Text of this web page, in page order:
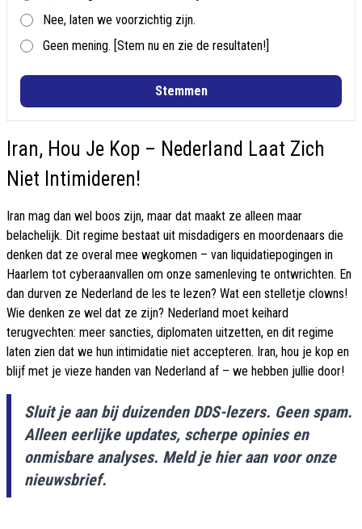
Nee, laten we voorzichtig zijn.
Geen mening. [Stem nu en zie de resultaten!]
Stemmen
Iran, Hou Je Kop – Nederland Laat Zich
Niet Intimideren!
Iran mag dan wel boos zijn, maar dat maakt ze alleen maar
belachelijk. Dit regime bestaat uit misdadigers en moordenaars die
denken dat ze overal mee wegkomen – van liquidatiepogingen in
Haarlem tot cyberaanvallen om onze samenleving te ontwrichten. En
dan durven ze Nederland de les te lezen? Wat een stelletje clowns!
Wie denken ze wel dat ze zijn? Nederland moet keihard
terugvechten: meer sancties, diplomaten uitzetten, en dit regime
laten zien dat we hun intimidatie niet accepteren. Iran, hou je kop en
blijf met je vieze handen van Nederland af – we hebben jullie door!
Sluit je aan bij duizenden DDS-lezers. Geen spam.
Alleen eerlijke updates, scherpe opinies en
onmisbare analyses. Meld je hier aan voor onze
nieuwsbrief.